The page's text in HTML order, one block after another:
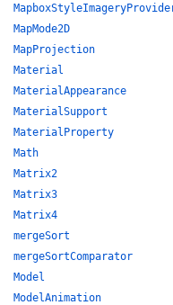
MapMode2D
MapProjection
Material
MaterialAppearance
MaterialSupport
MaterialProperty
Math
Matrix2
Matrix3
Matrix4
mergeSort
mergeSortComparator
Model
ModelAnimation